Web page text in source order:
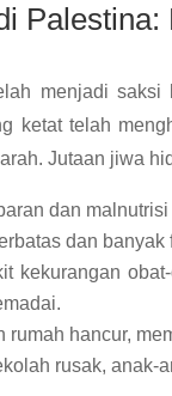
menjadi
ketat telah
Jutaan jiwa
dan
dan
kekurangan
rumah hancur,
rusak, anak-